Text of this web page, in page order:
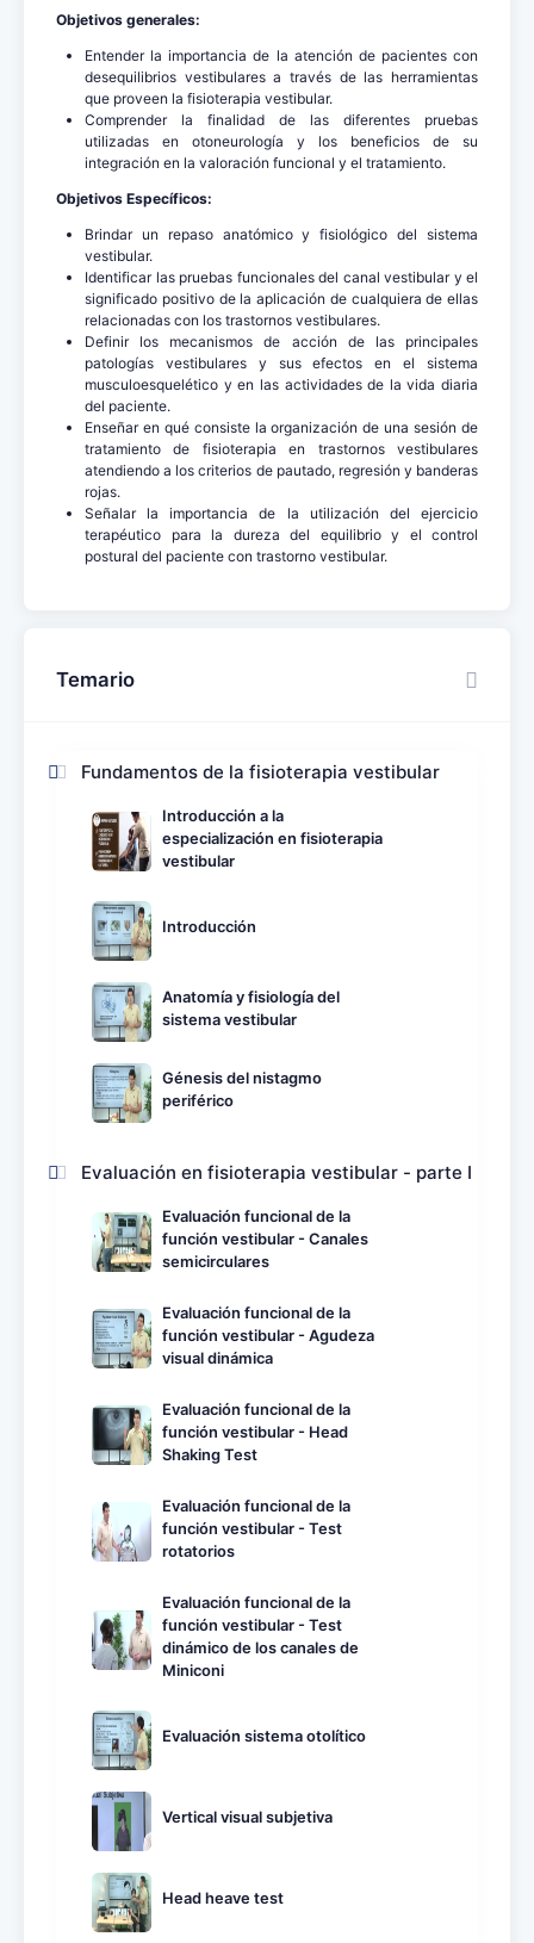
Objetivos generales:
Entender la importancia de la atención de pacientes con
desequilibrios vestibulares a través de las herramientas
que proveen la fisioterapia vestibular.
Comprender la finalidad de las diferentes pruebas
utilizadas en otoneurología y los beneficios de su
integración en la valoración funcional y el tratamiento.
Objetivos Específicos:
Brindar un repaso anatómico y fisiológico del sistema
vestibular.
Identificar las pruebas funcionales del canal vestibular y el
significado positivo de la aplicación de cualquiera de ellas
relacionadas con los trastornos vestibulares.
Definir los mecanismos de acción de las principales
patologías vestibulares y sus efectos en el sistema
musculoesquelético y en las actividades de la vida diaria
del paciente.
Enseñar en qué consiste la organización de una sesión de
tratamiento de fisioterapia en trastornos vestibulares
atendiendo a los criterios de pautado, regresión y banderas
rojas.
Señalar la importancia de la utilización del ejercicio
terapéutico para la dureza del equilibrio y el control
postural del paciente con trastorno vestibular.
Temario
Fundamentos de la fisioterapia vestibular
Introducción a la
especialización en fisioterapia
vestibular
Introducción
Anatomía y fisiología del
sistema vestibular
Génesis del nistagmo
periférico
Evaluación en fisioterapia vestibular - parte I
Evaluación funcional de la
función vestibular - Canales
semicirculares
Evaluación funcional de la
función vestibular - Agudeza
visual dinámica
Evaluación funcional de la
función vestibular - Head
Shaking Test
Evaluación funcional de la
función vestibular - Test
rotatorios
Evaluación funcional de la
función vestibular - Test
dinámico de los canales de
Miniconi
Evaluación sistema otolítico
Vertical visual subjetiva
Head heave test